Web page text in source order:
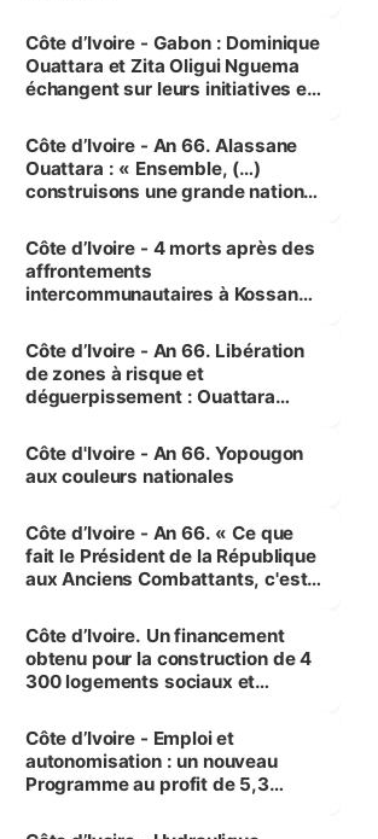
Côte d’Ivoire - Gabon : Dominique
Ouattara et Zita Oligui Nguema
échangent sur leurs initiatives en
enfants
Côte d’Ivoire - An 66. Alassane
Ouattara : « Ensemble, (…)
construisons une grande nation
générations futures »
Côte d’Ivoire - 4 morts après des
affrontements
intercommunautaires à Kossandji
milieu des sinistrés
Côte d’Ivoire - An 66. Libération
de zones à risque et
déguerpissement : Ouattara
l'Etat de droit pour préserver les
vies humaines »
Côte d'Ivoire - An 66. Yopougon
aux couleurs nationales
Côte d’Ivoire - An 66. « Ce que
fait le Président de la République
aux Anciens Combattants, c'est
Côte d’Ivoire. Un financement
obtenu pour la construction de 4
300 logements sociaux et
et Yamoussoukro
Côte d’Ivoire - Emploi et
autonomisation : un nouveau
Programme au profit de 5,3